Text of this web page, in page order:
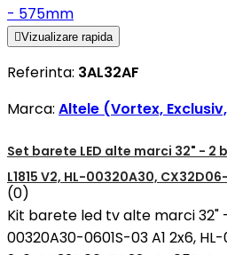
Vizualizare rapida
Referinta: 3AL32AF
Marca: Altele (Vortex,
Set barete LED alte marci 32" - 2
L1815 V2, HL-00320A30,
(0)
Kit barete led tv alte marci 32" -
00320A30-0601S-03 A1 2x6,